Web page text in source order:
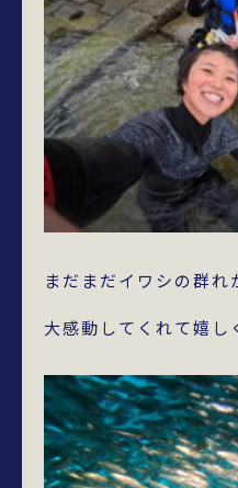
まだまだイワシの群れ
大感動してくれて嬉